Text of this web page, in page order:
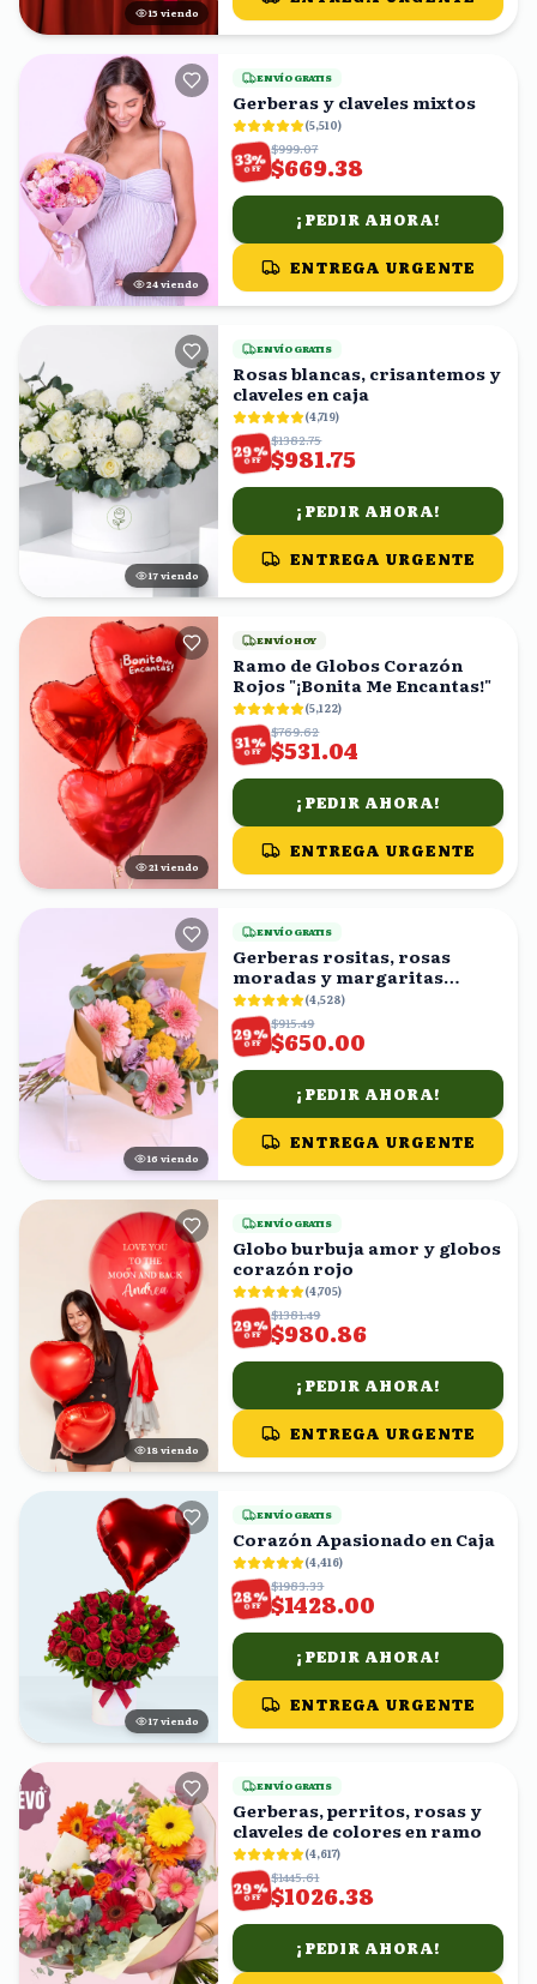
14 viendo
24 viendo
ENVÍO GRATIS
Gerberas y claveles mixtos
(5,510)
33%
OFF
$999.07
$669.38
¡PEDIR AHORA!
ENTREGA URGENTE
16 viendo
ENVÍO GRATIS
Rosas blancas, crisantemos y
claveles en caja
(4,719)
29%
OFF
$1382.75
$981.75
¡PEDIR AHORA!
ENTREGA URGENTE
22 viendo
ENVÍO HOY
Ramo de Globos Corazón
Rojos "¡Bonita Me Encantas!"
(5,122)
31%
OFF
$769.62
$531.04
¡PEDIR AHORA!
ENTREGA URGENTE
17 viendo
ENVÍO GRATIS
Gerberas rositas, rosas
moradas y margaritas
amarillas en ramo
(4,528)
29%
OFF
$915.49
$650.00
¡PEDIR AHORA!
ENTREGA URGENTE
19 viendo
ENVÍO GRATIS
Globo burbuja amor y globos
corazón rojo
(4,705)
29%
OFF
$1381.49
$980.86
¡PEDIR AHORA!
ENTREGA URGENTE
16 viendo
ENVÍO GRATIS
Corazón Apasionado en Caja
(4,416)
28%
OFF
$1983.33
$1428.00
¡PEDIR AHORA!
ENTREGA URGENTE
ENVÍO GRATIS
Gerberas, perritos, rosas y
claveles de colores en ramo
(4,617)
29%
OFF
$1445.61
$1026.38
¡PEDIR AHORA!